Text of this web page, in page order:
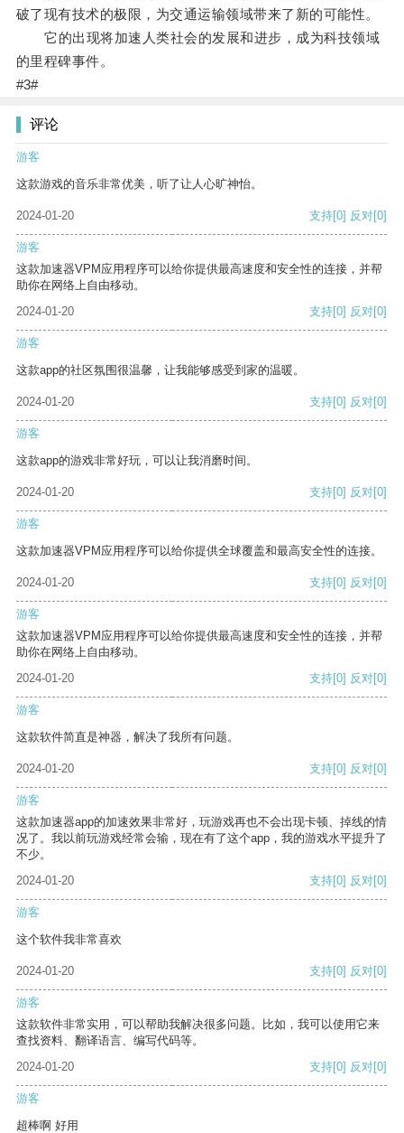
破了现有技术的极限，为交通运输领域带来了新的可能性。
它的出现将加速人类社会的发展和进步，成为科技领域
的里程碑事件。
#3#
评论
游客
这款游戏的音乐非常优美，听了让人心旷神怡。
2024-01-20 支持[0] 反对[0]
游客
这款加速器VPM应用程序可以给你提供最高速度和安全性的连接，并帮
助你在网络上自由移动。
2024-01-20
支持[0] 反对[0]
游客
这款app的社区氛围很温馨，让我能够感受到家的温暖。
2024-01-20 支持[0] 反对[0]
游客
这款app的游戏非常好玩，可以让我消磨时间。
2024-01-20 支持[0] 反对[0]
游客
这款加速器VPM应用程序可以给你提供全球覆盖和最高安全性的连接。
2024-01-20 支持[0] 反对[0]
游客
这款加速器VPM应用程序可以给你提供最高速度和安全性的连接，并帮
助你在网络上自由移动。
2024-01-20
支持[0] 反对[0]
游客
这款软件简直是神器，解决了我所有问题。
2024-01-20 支持[0] 反对[0]
游客
这款加速器app的加速效果非常好，玩游戏再也不会出现卡顿、掉线的情
况了。我以前玩游戏经常会输，现在有了这个app，我的游戏水平提升了
不少。
2024-01-20
支持[0] 反对[0]
游客
这个软件我非常喜欢
2024-01-20 支持[0] 反对[0]
游客
这款软件非常实用，可以帮助我解决很多问题。比如，我可以使用它来
查找资料、翻译语言、编写代码等。
2024-01-20
支持[0] 反对[0]
游客
超棒啊 好用